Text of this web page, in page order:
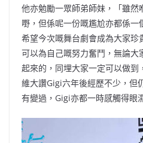
他亦勉勵一眾師弟師妹，「雖然
嘢，但係呢一份嘅尷尬亦都係
希望今次嘅舞台劇會成為大家珍
可以為自己嘅努力奮鬥，無論大
起來的，同埋大家一定可以做到
維大讚Gigi六年後經歷不少，但
有變過，Gigi亦都一時感觸得眼